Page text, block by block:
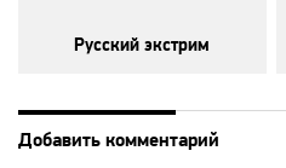
DNK
DTX
Русский экстрим
Добавить комментарий